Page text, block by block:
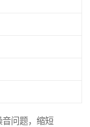
问题，缩短